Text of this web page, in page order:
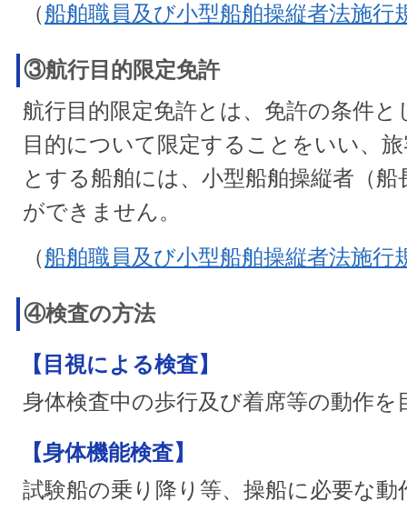
（船舶職員及び小型船舶操縦者法施行
③航行目的限定免許
航行目的限定免許とは、免許の条件
目的について限定することをいい、
とする船舶には、小型船舶操縦者（
ができません。
（船舶職員及び小型船舶操縦者法施行
④検査の方法
【目視による検査】
身体検査中の歩行及び着席等の動作
【身体機能検査】
試験船の乗り降り等、操船に必要な